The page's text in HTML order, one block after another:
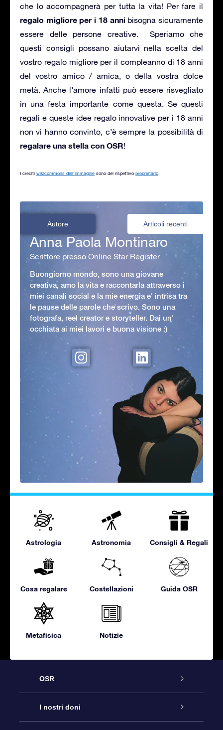
che lo accompagnerà per tutta la vita! Per fare il
regalo migliore per i 18 annibisogna sicuramente
essere delle persone creative. Speriamo che
questi consigli possano aiutarvi nella scelta del
vostro regalo migliore per il compleanno di 18 anni
del vostro amico / amica, o della vostra dolce
metà. Anche l’amore infatti può essere risvegliato
in una festa importante come questa. Se questi
regali e queste idee regalo innovative per i 18 anni
non vi hanno convinto, c’è sempre la possibilità di
regalare una stella con OSR!
I crediti wikicommons dell’immagine sono del rispettivo proprietario
Autore Articoli recenti
Anna Paola Montinaro
Scrittore presso Online Star Register
Buongiorno mondo, sono una giovane
creativa, amo la vita e raccontarla attraverso i
miei canali social e la mie energia e' intrisa tra
le pause delle parole che scrivo. Sono una
fotografa, reel creator e storyteller. Dai un'
occhiata ai miei lavori e buona visione :)
Astrologia Astronomia Consigli & Regali
Cosa regalare Costellazioni Guida OSR
Metafisica Notizie
OSR
Assistenza
I nostri doni